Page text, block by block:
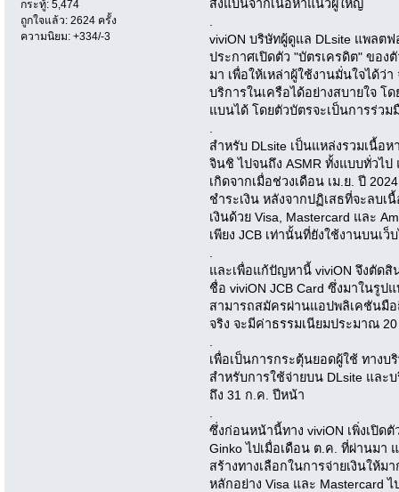
กระทู้: 5,474
ถูกใจแล้ว: 2624 ครั้ง
ความนิยม: +334/-3
สั่งแบนจากเนื้อหาแนวผู้ใหญ่
viviON บริษัทผู้ดูแล DLsite แพล
ประกาศเปิดตัว "บัตรเครดิต" ของ
มา เพื่อให้เหล่าผู้ใช้งานมั่นใจได้ว่
บริการในเครือได้อย่างสบายใจ โ
แบนได้ โดยตัวบัตรจะเป็นการร่ว
สำหรับ DLsite เป็นแหล่งรวมเนื้อ
จินชิ ไปจนถึง ASMR ทั้งแบบทั่วไ
เกิดจากเมื่อช่วงเดือน เม.ย. ปี
ชำระเงิน หลังจากปฏิเสธที่จะลบเ
เงินด้วย Visa, Mastercard และ
เพียง JCB เท่านั้นที่ยังใช้งานบนเว็
และเพื่อแก้ปัญหานี้ viviON จึงตัดสิ
ชื่อ viviON JCB Card ซึ่งมาในรูป
สามารถสมัครผ่านแอปพลิเคชันมื
จริง จะมีค่าธรรมเนียมประมาณ 20
เพื่อเป็นการกระตุ้นยอดผู้ใช้ ทาง
สำหรับการใช้จ่ายบน DLsite และ
ถึง 31 ก.ค. ปีหน้า
ซึ่งก่อนหน้านี้ทาง viviON เพิ่งเปิด
Ginko ไปเมื่อเดือน ต.ค. ที่ผ่านมา
สร้างทางเลือกในการจ่ายเงินให้ม
หลักอย่าง Visa และ Mastercard ไ